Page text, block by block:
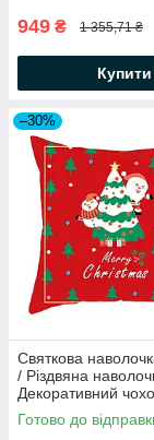
949 ₴ 1 355,71 ₴
Купити
–30%
Святкова
/ Різдвяна
Декоративний
подушки
Готово до